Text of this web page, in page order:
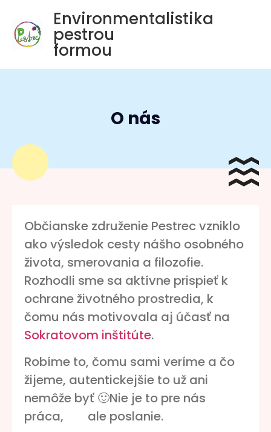
Environmentalistika
pestrou
formou
O nás
Občianske združenie Pestrec vzniklo
ako výsledok cesty nášho osobného
života, smerovania a filozofie.
Rozhodli sme sa aktívne prispieť k
ochrane životného prostredia, k
čomu nás motivovala aj účasť na
Sokratovom inštitúte.
Robíme to, čomu sami veríme a čo
žijeme, autentickejšie to už ani
nemôže byť 🙂Nie je to pre nás
práca, ale poslanie.